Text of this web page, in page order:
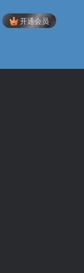
开通会员